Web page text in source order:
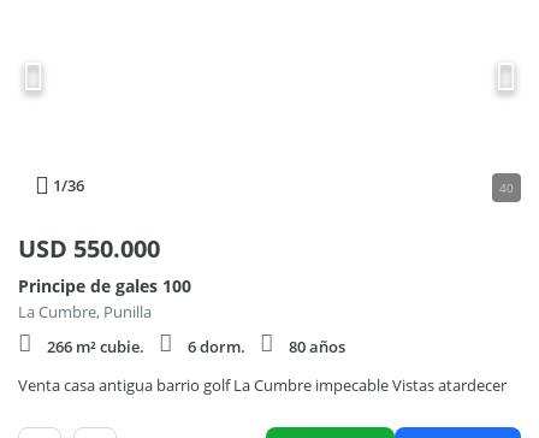
1/36 40
USD 550.000
Principe de gales 100
La Cumbre, Punilla
266 m² cubie.
6 dorm.
80 años
Venta casa antigua barrio golf La Cumbre impecable Vistas atardecer